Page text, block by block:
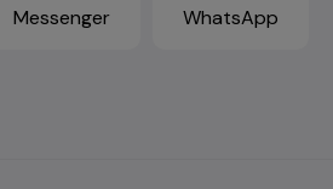
Messenger WhatsApp